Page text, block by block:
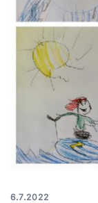
6.7.2022